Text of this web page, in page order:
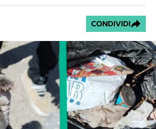
CONDIVIDI